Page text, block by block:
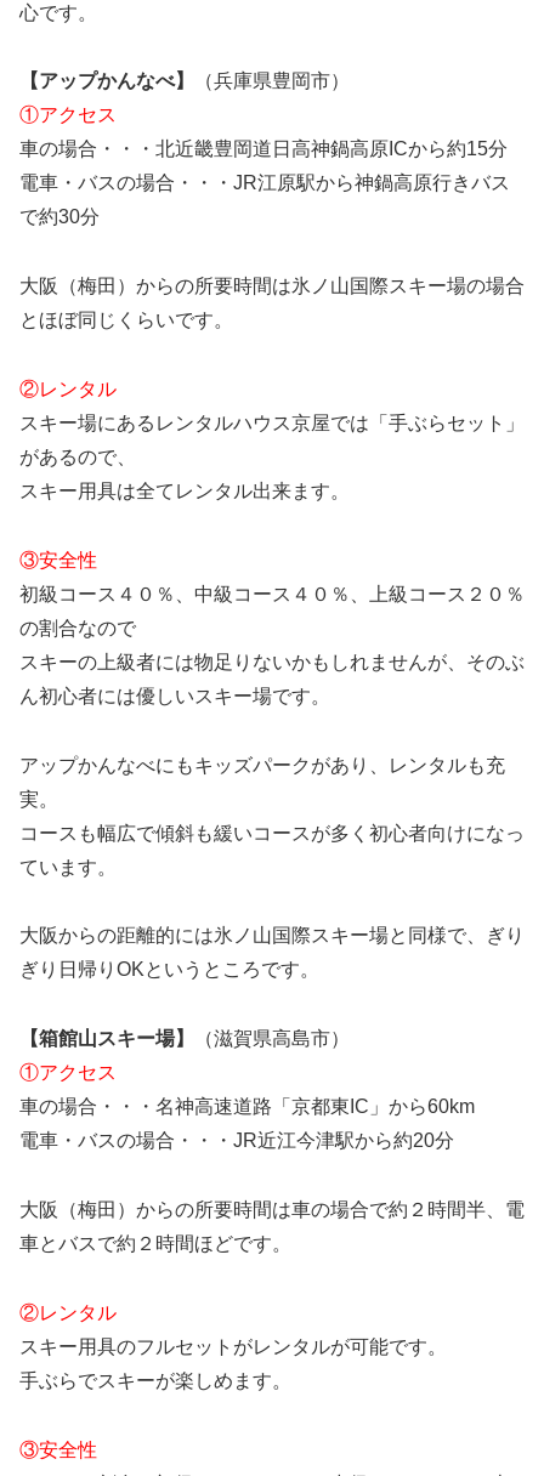
心です。
【アップかんなべ】
（兵庫県豊岡市）
①アクセス
車の場合・・・北近畿豊岡道日高神鍋高原ICから約15分
電車・バスの場合・・・JR江原駅から神鍋高原行きバス
で約30分
大阪（梅田）からの所要時間は氷ノ山国際スキー場の場合
とほぼ同じくらいです。
②レンタル
スキー場にあるレンタルハウス京屋では「手ぶらセット」
があるので、
スキー用具は全てレンタル出来ます。
③安全性
初級コース４０％、中級コース４０％、上級コース２０％
の割合なので
スキーの上級者には物足りないかもしれませんが、そのぶ
ん初心者には優しいスキー場です。
アップかんなべにもキッズパークがあり、レンタルも充
実。
コースも幅広で傾斜も緩いコースが多く初心者向けになっ
ています。
大阪からの距離的には氷ノ山国際スキー場と同様で、ぎり
ぎり日帰りOKというところです。
【箱館山スキー場】
（滋賀県高島市）
①アクセス
車の場合・・・名神高速道路「京都東IC」から60km
電車・バスの場合・・・JR近江今津駅から約20分
大阪（梅田）からの所要時間は車の場合で約２時間半、電
車とバスで約２時間ほどです。
②レンタル
スキー用具のフルセットがレンタルが可能です。
手ぶらでスキーが楽しめます。
③安全性